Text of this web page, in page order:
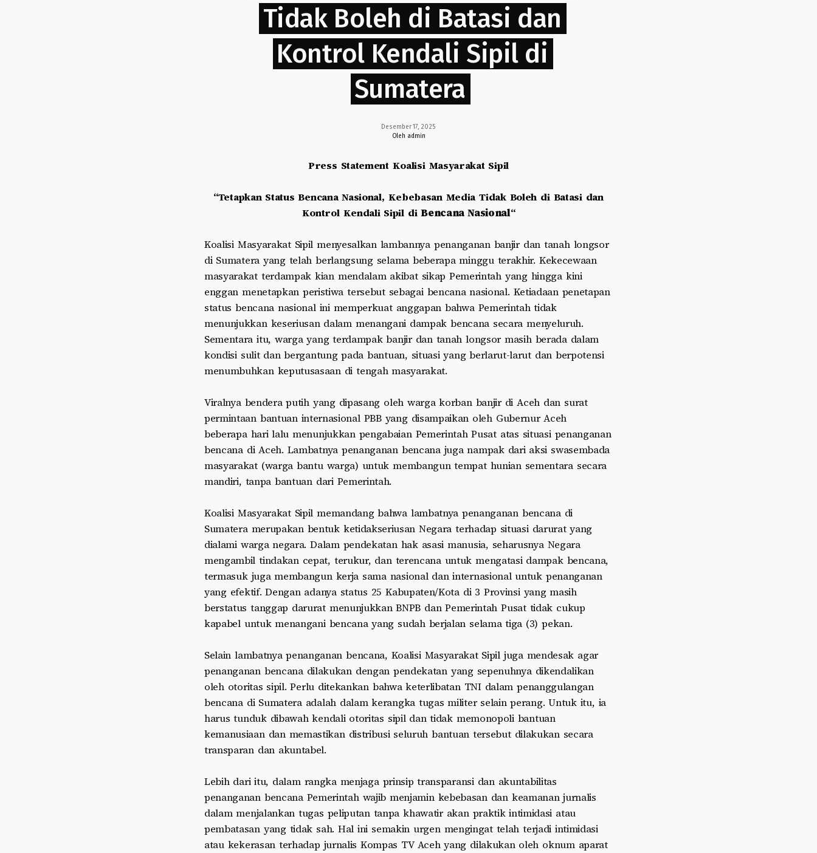
Tidak Boleh di Batasi dan
Kontrol Kendali Sipil di
Sumatera
Desember 17, 2025
Oleh admin
Press Statement Koalisi Masyarakat Sipil
“Tetapkan Status Bencana Nasional, Kebebasan Media Tidak Boleh di Batasi dan
Kontrol Kendali Sipil diBencana Nasional“
Koalisi Masyarakat Sipil menyesalkan lambannya penanganan banjir dan tanah longsor
di Sumatera yang telah berlangsung selama beberapa minggu terakhir. Kekecewaan
masyarakat terdampak kian mendalam akibat sikap Pemerintah yang hingga kini
enggan menetapkan peristiwa tersebut sebagai bencana nasional. Ketiadaan penetapan
status bencana nasional ini memperkuat anggapan bahwa Pemerintah tidak
menunjukkan keseriusan dalam menangani dampak bencana secara menyeluruh.
Sementara itu, warga yang terdampak banjir dan tanah longsor masih berada dalam
kondisi sulit dan bergantung pada bantuan, situasi yang berlarut-larut dan berpotensi
menumbuhkan keputusasaan di tengah masyarakat.
Viralnya bendera putih yang dipasang oleh warga korban banjir di Aceh dan surat
permintaan bantuan internasional PBB yang disampaikan oleh Gubernur Aceh
beberapa hari lalu menunjukkan pengabaian Pemerintah Pusat atas situasi penanganan
bencana di Aceh. Lambatnya penanganan bencana juga nampak dari aksi swasembada
masyarakat (warga bantu warga) untuk membangun tempat hunian sementara secara
mandiri, tanpa bantuan dari Pemerintah.
Koalisi Masyarakat Sipil memandang bahwa lambatnya penanganan bencana di
Sumatera merupakan bentuk ketidakseriusan Negara terhadap situasi darurat yang
dialami warga negara. Dalam pendekatan hak asasi manusia, seharusnya Negara
mengambil tindakan cepat, terukur, dan terencana untuk mengatasi dampak bencana,
termasuk juga membangun kerja sama nasional dan internasional untuk penanganan
yang efektif. Dengan adanya status 25 Kabupaten/Kota di 3 Provinsi yang masih
berstatus tanggap darurat menunjukkan BNPB dan Pemerintah Pusat tidak cukup
kapabel untuk menangani bencana yang sudah berjalan selama tiga (3) pekan.
Selain lambatnya penanganan bencana, Koalisi Masyarakat Sipil juga mendesak agar
penanganan bencana dilakukan dengan pendekatan yang sepenuhnya dikendalikan
oleh otoritas sipil. Perlu ditekankan bahwa keterlibatan TNI dalam penanggulangan
bencana di Sumatera adalah dalam kerangka tugas militer selain perang. Untuk itu, ia
harus tunduk dibawah kendali otoritas sipil dan tidak memonopoli bantuan
kemanusiaan dan memastikan distribusi seluruh bantuan tersebut dilakukan secara
transparan dan akuntabel.
Lebih dari itu, dalam rangka menjaga prinsip transparansi dan akuntabilitas
penanganan bencana Pemerintah wajib menjamin kebebasan dan keamanan jurnalis
dalam menjalankan tugas peliputan tanpa khawatir akan praktik intimidasi atau
pembatasan yang tidak sah. Hal ini semakin urgen mengingat telah terjadi intimidasi
atau kekerasan terhadap jurnalis Kompas TV Aceh yang dilakukan oleh oknum aparat